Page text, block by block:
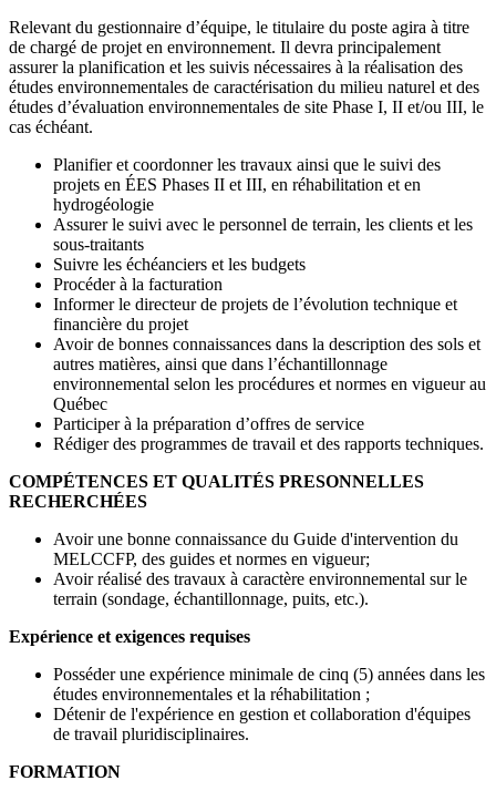
Relevant du gestionnaire d’équipe, le titulaire du poste agira à titre
de chargé de projet en environnement. Il devra principalement
assurer la planification et les suivis nécessaires à la réalisation des
études environnementales de caractérisation du milieu naturel et des
études d’évaluation environnementales de site Phase I, II et/ou III, le
cas échéant.
Planifier et coordonner les travaux ainsi que le suivi des
projets en ÉES Phases II et III, en réhabilitation et en
hydrogéologie
Assurer le suivi avec le personnel de terrain, les clients et les
sous-traitants
Suivre les échéanciers et les budgets
Procéder à la facturation
Informer le directeur de projets de l’évolution technique et
financière du projet
Avoir de bonnes connaissances dans la description des sols et
autres matières, ainsi que dans l’échantillonnage
environnemental selon les procédures et normes en vigueur au
Québec
Participer à la préparation d’offres de service
Rédiger des programmes de travail et des rapports techniques.
COMPÉTENCES ET QUALITÉS PRESONNELLES
RECHERCHÉES
Avoir une bonne connaissance du Guide d'intervention du
MELCCFP, des guides et normes en vigueur;
Avoir réalisé des travaux à caractère environnemental sur le
terrain (sondage, échantillonnage, puits, etc.).
Expérience et exigences requises
Posséder une expérience minimale de cinq (5) années dans les
études environnementales et la réhabilitation ;
Détenir de l'expérience en gestion et collaboration d'équipes
de travail pluridisciplinaires.
FORMATION